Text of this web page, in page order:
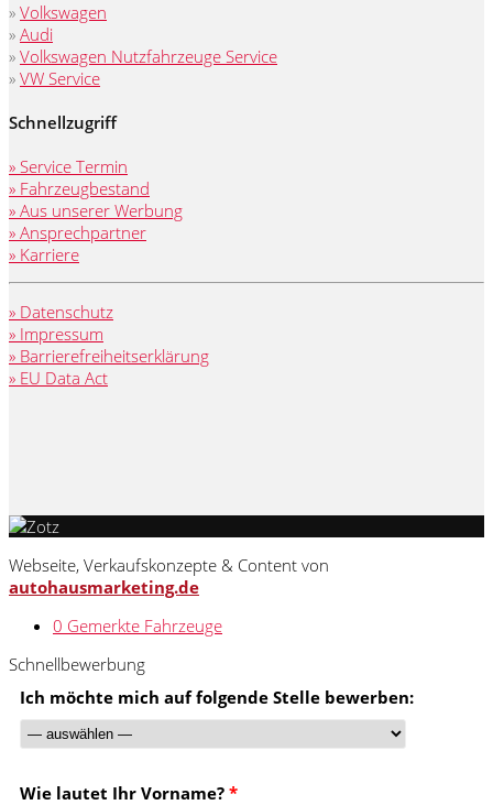
» Volkswagen
» Audi
» Volkswagen Nutzfahrzeuge Service
» VW Service
Schnellzugriff
» Service Termin
» Fahrzeugbestand
» Aus unserer Werbung
» Ansprechpartner
» Karriere
» Datenschutz
» Impressum
» Barrierefreiheitserklärung
» EU Data Act
Webseite, Verkaufskonzepte & Content von
autohausmarketing.de
0 Gemerkte Fahrzeuge
Schnellbewerbung
Ich möchte mich auf folgende Stelle bewerben:
Wie lautet Ihr Vorname? *